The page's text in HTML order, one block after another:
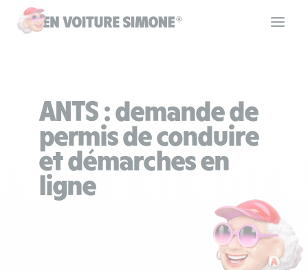
Permis de conduire
Allô Simone
ANTS : demande de
permis de conduire
et démarches en
ligne